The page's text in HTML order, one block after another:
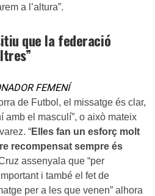
a l’altura”.
que la federació
FEMENÍ
de Futbol, el missatge és clar,
amb el masculí”, o això mateix
“Elles fan un esforç molt
recompensat sempre és
assenyala que “per
i també el fet de
per a les que venen” alhora